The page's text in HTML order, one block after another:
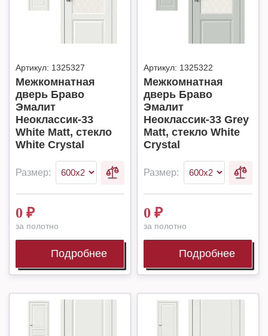
Артикул: 1325327
Межкомнатная
дверь Браво
Эмалит
Неоклассик-33
White Matt, стекло
White Сrystal
Размер:
0 ₽
за полотно
Подробнее
Артикул: 1325322
Межкомнатная
дверь Браво
Эмалит
Неоклассик-33 Grey
Matt, стекло White
Сrystal
Размер:
0 ₽
за полотно
Подробнее